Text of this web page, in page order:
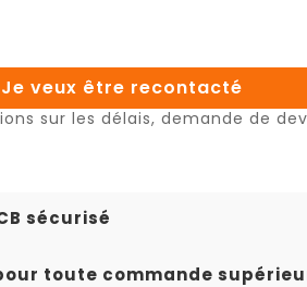
Je veux être recontacté
sur les délais, demande de
sécurisé
pour toute commande